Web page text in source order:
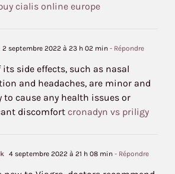
cialis online europe
2 septembre 2022 à 23 h 02 min - Répondre
its side effects, such as nasal
and headaches, are minor and
to cause any health issues or
discomfort cronadyn vs priligy
4 septembre 2022 à 21 h 08 min - Répondre